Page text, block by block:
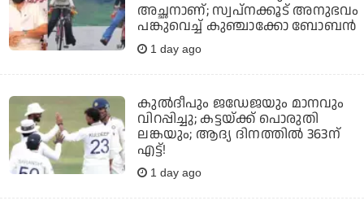
അച്ഛനാണ്; സ്വപ്‌നക്കൂട് അനുഭവം
പങ്കുവെച്ച് കുഞ്ചാക്കോ ബോബന്‍
1 day ago
കുല്‍ദീപും ജഡേജയും മാനവും
വിറപ്പിച്ചു; കട്ടയ്ക്ക് പൊരുതി
ലങ്കയും; ആദ്യ ദിനത്തില്‍ 363ന്
എട്ട്!
1 day ago